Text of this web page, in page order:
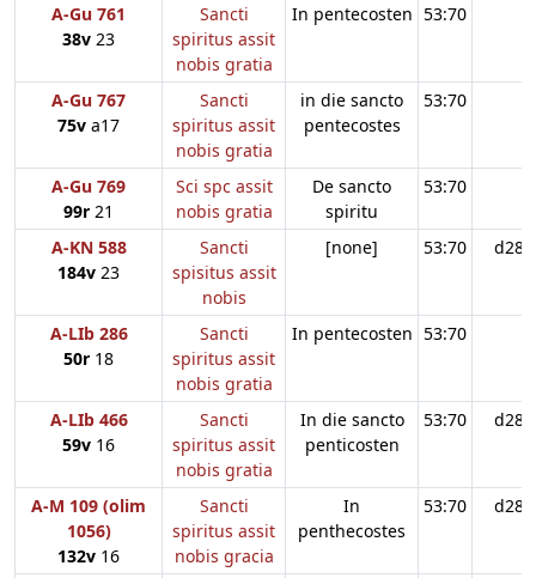
A-Gu 761
38v 23
Sancti
spiritus assit
nobis gratia
In pentecosten 53:70
A-Gu 767
75v a17
Sancti
spiritus assit
nobis gratia
in die sancto
pentecostes
53:70
A-Gu 769
99r 21
Sci spc assit
nobis gratia
De sancto
spiritu
53:70
A-KN 588
184v 23
Sancti
spisitus assit
nobis
[none] 53:70 d28
A-LIb 286
50r 18
Sancti
spiritus assit
nobis gratia
In pentecosten 53:70
A-LIb 466
59v 16
Sancti
spiritus assit
nobis gratia
In die sancto
penticosten
53:70 d28
A-M 109 (olim
1056)
132v 16
Sancti
spiritus assit
nobis gracia
In
penthecostes
53:70 d28